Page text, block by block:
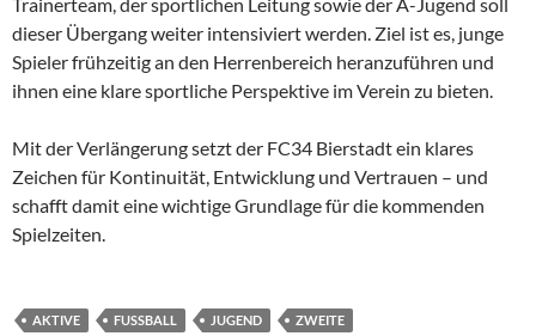
Trainerteam, der sportlichen Leitung sowie der A-Jugend soll
dieser Übergang weiter intensiviert werden. Ziel ist es, junge
Spieler frühzeitig an den Herrenbereich heranzuführen und
ihnen eine klare sportliche Perspektive im Verein zu bieten.
Mit der Verlängerung setzt der FC34 Bierstadt ein klares
Zeichen für Kontinuität, Entwicklung und Vertrauen – und
schafft damit eine wichtige Grundlage für die kommenden
Spielzeiten.
AKTIVE FUSSBALL JUGEND ZWEITE